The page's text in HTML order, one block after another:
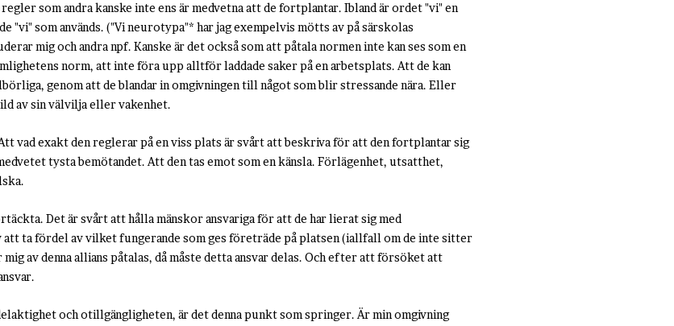
som andra kanske inte ens är medvetna att de fortplantar. Ibland är ordet "vi" en
"vi" som används. ("Vi neurotypa"* har jag exempelvis mötts av på särskolas
mig och andra npf. Kanske är det också som att påtala normen inte kan ses som en
norm, att inte föra upp alltför laddade saker på en arbetsplats. Att de kan
genom att de blandar in omgivningen till något som blir stressande nära. Eller
av sin välvilja eller vakenhet.
Att vad exakt den reglerar på en viss plats är svårt att beskriva för att den fortplantar sig
tysta bemötandet. Att den tas emot som en känsla. Förlägenhet, utsatthet,
Det är svårt att hålla mänskor ansvariga för att de har lierat sig med
ta fördel av vilket fungerande som ges företräde på platsen (iallfall om de inte sitter
av denna allians påtalas, då måste detta ansvar delas. Och efter att försöket att
och otillgängligheten, är det denna punkt som springer. Är min omgivning